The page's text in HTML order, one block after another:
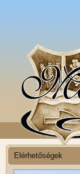
Elérhetőségek